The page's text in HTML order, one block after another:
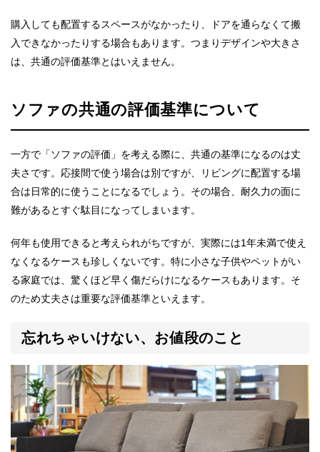
購入しても配置するスペースがなかったり、ドアを通らなくて搬
入できなかったりする場合もあります。つまりデザインや大きさ
は、共通の評価基準とはいえません。
ソファの共通の評価基準について
一方で「ソファの評価」を考える際に、共通の基準になるのは丈
夫さです。応接間で使う場合は別ですが、リビングに配置する場
合は日常的に使うことになるでしょう。その場合、耐久力の面に
難があるとすぐ駄目になってしまいます。
何年も使用できると考えられがちですが、実際には1年未満で使え
なくなるケースも珍しくないです。特に小さな子供やペットがい
る家庭では、驚くほど早く傷だらけになるケースもあります。そ
のため丈夫さは重要な評価基準といえます。
忘れちゃいけない、お値段のこと